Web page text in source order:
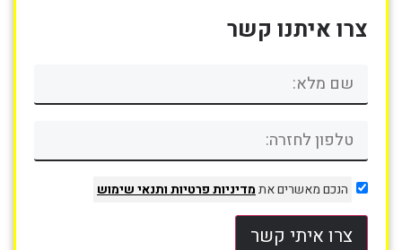
צרו איתנו קשר
הנכם מאשרים אתמדיניות פרטיותותנאי שימוש
צרו איתי קשר